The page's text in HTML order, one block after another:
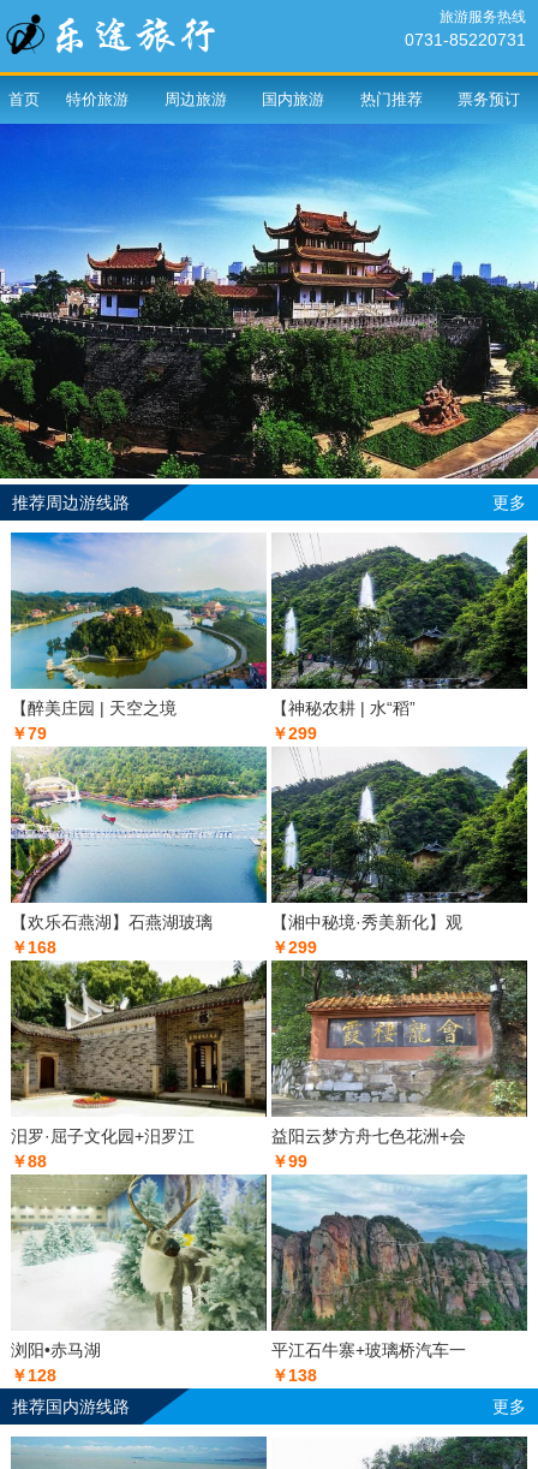
旅游服务热线
0731-85220731
首页 特价旅游 周边旅游 国内旅游 热门推荐 票务预订
推荐周边游线路 更多
【醉美庄园 | 天空之境
￥79
【神秘农耕 | 水“稻”
￥299
【欢乐石燕湖】石燕湖玻璃
￥168
【湘中秘境·秀美新化】观
￥299
汨罗·屈子文化园+汨罗江
￥88
益阳云梦方舟七色花洲+会
￥99
浏阳•赤马湖
￥128
平江石牛寨+玻璃桥汽车一
￥138
推荐国内游线路
更多